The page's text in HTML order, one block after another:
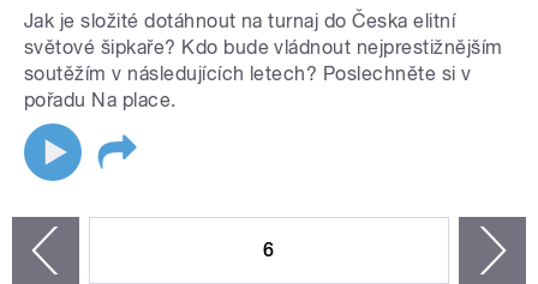
Jak je složité dotáhnout na turnaj do Česka elitní
světové šipkaře? Kdo bude vládnout nejprestižnějším
soutěžím v následujících letech? Poslechněte si v
pořadu Na place.
6